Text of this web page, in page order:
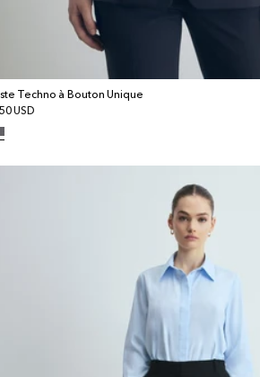
Techno à Bouton Unique
USD